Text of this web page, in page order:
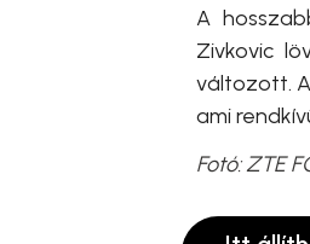
A
Zivkovic
változott.
ami
Fotó: ZTE